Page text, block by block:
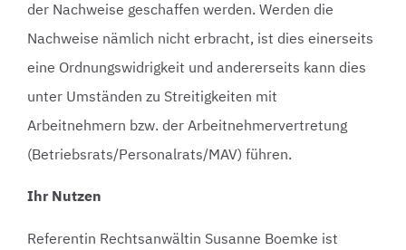
der Nachweise geschaffen werden. Werden die
Nachweise nämlich nicht erbracht, ist dies einerseits
eine Ordnungswidrigkeit und andererseits kann dies
unter Umständen zu Streitigkeiten mit
Arbeitnehmern bzw. der Arbeitnehmervertretung
(Betriebsrats/Personalrats/MAV) führen.
Ihr Nutzen
Referentin Rechtsanwältin Susanne Boemke ist